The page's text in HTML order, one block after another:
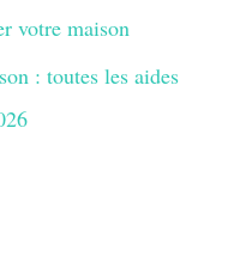
votre maison
: toutes les aides